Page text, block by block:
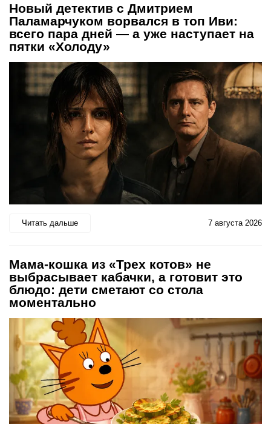
Новый детектив с Дмитрием
Паламарчуком ворвался в топ Иви:
всего пара дней — а уже наступает на
пятки «Холоду»
Читать дальше 7 августа 2026
Мама-кошка из «Трех котов» не
выбрасывает кабачки, а готовит это
блюдо: дети сметают со стола
моментально